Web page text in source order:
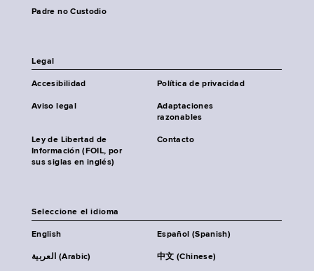
Padre no Custodio
Legal
Accesibilidad Política de privacidad
Aviso legal
Adaptaciones
razonables
Ley de Libertad de
Información (FOIL, por
sus siglas en inglés)
Contacto
Seleccione el idioma
English Español (Spanish)
العربية (Arabic) 中文 (Chinese)